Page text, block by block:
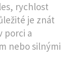
rychlost
je znát
porci a
nebo silnými